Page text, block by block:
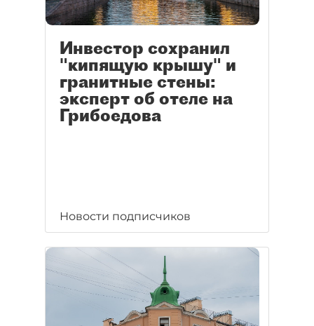
Инвестор сохранил
"кипящую крышу" и
гранитные стены:
эксперт об отеле на
Грибоедова
Новости подписчиков